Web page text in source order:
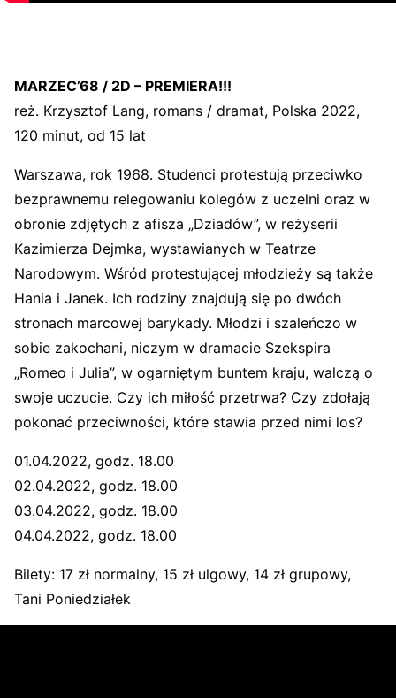
MARZEC’68 / 2D – PREMIERA!!!
reż. Krzysztof Lang, romans / dramat, Polska 2022,
120 minut, od 15 lat
Warszawa, rok 1968. Studenci protestują przeciwko
bezprawnemu relegowaniu kolegów z uczelni oraz w
obronie zdjętych z afisza „Dziadów”, w reżyserii
Kazimierza Dejmka, wystawianych w Teatrze
Narodowym. Wśród protestującej młodzieży są także
Hania i Janek. Ich rodziny znajdują się po dwóch
stronach marcowej barykady. Młodzi i szaleńczo w
sobie zakochani, niczym w dramacie Szekspira
„Romeo i Julia”, w ogarniętym buntem kraju, walczą o
swoje uczucie. Czy ich miłość przetrwa? Czy zdołają
pokonać przeciwności, które stawia przed nimi los?
01.04.2022, godz. 18.00
02.04.2022, godz. 18.00
03.04.2022, godz. 18.00
04.04.2022, godz. 18.00
Bilety: 17 zł normalny, 15 zł ulgowy, 14 zł grupowy,
Tani Poniedziałek